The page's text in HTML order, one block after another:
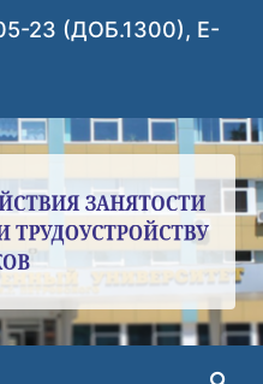
23 (ДОБ.1300), E-